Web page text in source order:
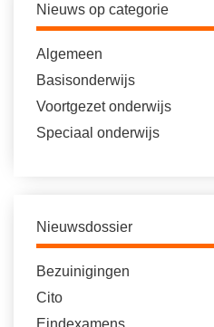
Nieuws op categorie
Algemeen
Basisonderwijs
Voortgezet onderwijs
Speciaal onderwijs
Nieuwsdossier
Bezuinigingen
Cito
Eindexamens